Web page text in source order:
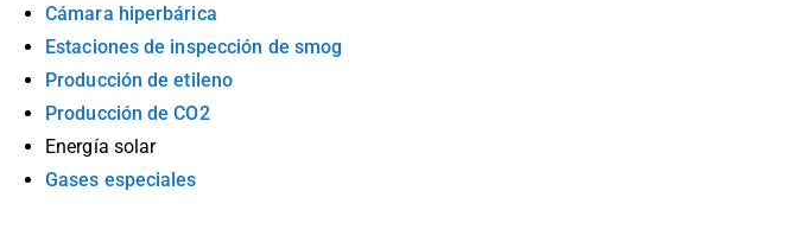
Cámara hiperbárica
Estaciones de inspección de smog
Producción de etileno
Producción de CO2
Energía solar
Gases especiales